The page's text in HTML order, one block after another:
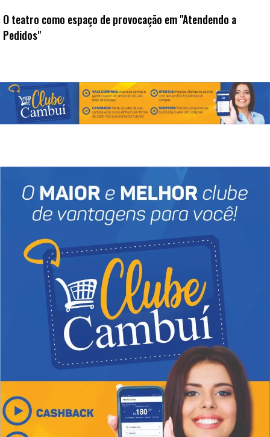
O teatro como espaço de provocação em "Atendendo a
Pedidos"